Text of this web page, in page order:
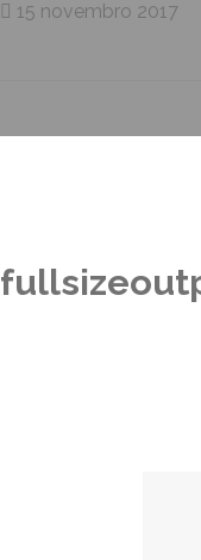
15 novembro 2017